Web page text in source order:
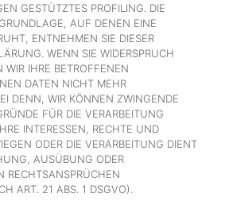
GESTÜTZTES PROFILING. DIE
AUF DENEN EINE
ENTNEHMEN SIE DIESER
WENN SIE WIDERSPRUCH
WIR IHRE BETROFFENEN
DATEN NICHT MEHR
DENN, WIR KÖNNEN ZWINGENDE
FÜR DIE VERARBEITUNG
INTERESSEN, RECHTE UND
ODER DIE VERARBEITUNG DIENT
AUSÜBUNG ODER
RECHTSANSPRÜCHEN
ART. 21 ABS. 1 DSGVO).